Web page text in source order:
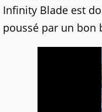
Infinity Blade est
poussé par un bon